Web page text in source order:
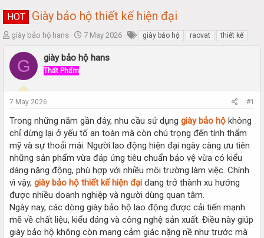
HOT Giày bảo hộ thiết kế hiện đại
T
r
a
s
a
r
e
r
giày bảo hộ hans
S
a
e
7 May 2026 giày bảo hộ raovat thiết kế
G giày bảo hộ hans
Thất Phẩm
7 May 2026 #1
Trong những năm gần đây, nhu cầu sử dụng giày bảo hộ không
chỉ dừng lại ở yếu tố an toàn mà còn chú trọng đến tính thẩm
mỹ và sự thoải mái. Người lao động hiện đại ngày càng ưu tiên
những sản phẩm vừa đáp ứng tiêu chuẩn bảo vệ vừa có kiểu
dáng năng động, phù hợp với nhiều môi trường làm việc. Chính
vì vậy, giày bảo hộ thiết kế hiện đại đang trở thành xu hướng
được nhiều doanh nghiệp và người dùng quan tâm.
Ngày nay, các dòng giày bảo hộ lao động được cải tiến mạnh
mẽ về chất liệu, kiểu dáng và công nghệ sản xuất. Điều này giúp
giày bảo hộ không còn mang cảm giác nặng nề như trước mà